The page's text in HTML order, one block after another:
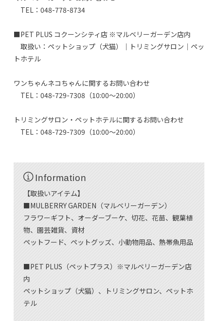
TEL：048-778-8734
■PET PLUS コクーンシティ店 ※マルベリーガーデン店内
取扱い：ペットショップ（犬猫）｜トリミングサロン｜ペッ
トホテル
ワンちゃんネコちゃんに関するお問い合わせ
TEL：048-729-7308（10:00～20:00）
トリミングサロン・ペットホテルに関するお問い合わせ
TEL：048-729-7309（10:00～20:00）
Information
【取扱いアイテム】
■MULBERRY GARDEN（マルベリーガーデン）
フラワーギフト、オーダーブーケ、切花、花苗、観葉植
物、園芸雑貨、資材
ペットフード、ペットグッズ、小動物用品、熱帯魚用品
■PET PLUS（ペットプラス）※マルベリーガーデン店
内
ペットショップ（犬猫）、トリミングサロン、ペットホ
テル